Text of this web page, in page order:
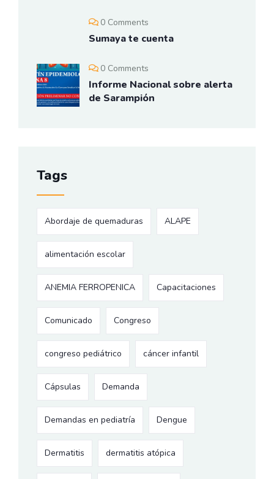
0 Comments
Sumaya te cuenta
0 Comments
Informe Nacional sobre alerta
de Sarampión
Tags
Abordaje de quemaduras ALAPE
alimentación escolar
ANEMIA FERROPENICA Capacitaciones
Comunicado Congreso
congreso pediátrico cáncer infantil
Cápsulas Demanda
Demandas en pediatría Dengue
Dermatitis dermatitis atópica